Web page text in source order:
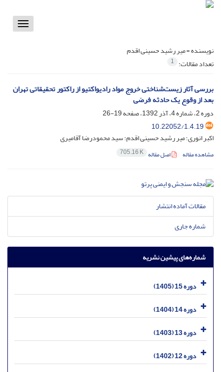
Toggle
نویسنده =میر رشید حسینی اقدم
تعداد مقالات: 1
بررسی آثار زیست‌شناختی خروج مواد رادیواکتیو از راکتور تحقیقاتی تهران
بعد از وقوع یک حادثه فرضی
دوره 2، شماره 4، آذر 1392، صفحه
19-26
10.22052/1.4.19
اکبر انوری؛ میر رشید حسینی اقدم؛ سید محمودرضا آقامیری
مشاهده مقاله اصل مقاله 705.16 K
مقالات آماده انتشار
شماره جاری
شماره‌های پیشین نشریه
دوره 15 (1405)
دوره 14 (1404)
دوره 13 (1403)
دوره 12 (1402)